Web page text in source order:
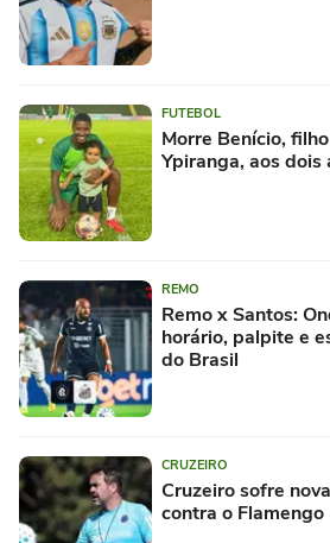
FUTEBOL
Morre Benício,
Ypiranga, aos dois
REMO
Remo x Santos:
horário, palpite e
do Brasil
CRUZEIRO
Cruzeiro sofre
contra o Flamengo